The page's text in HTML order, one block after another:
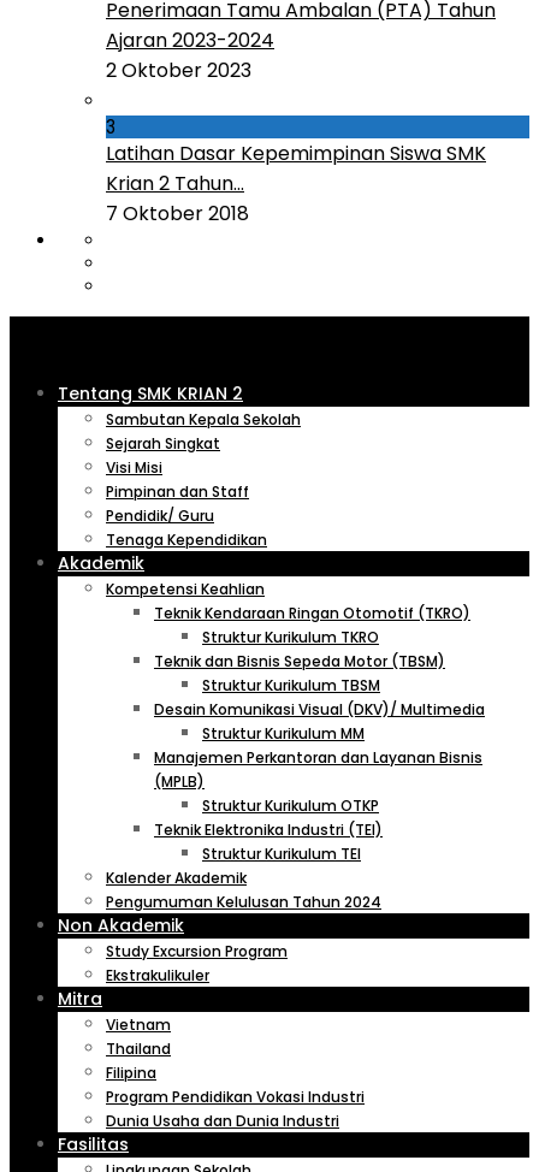
Penerimaan Tamu Ambalan (PTA) Tahun
Ajaran 2023-2024
2 Oktober 2023
3
Latihan Dasar Kepemimpinan Siswa SMK
Krian 2 Tahun...
7 Oktober 2018
Tentang SMK KRIAN 2
Sambutan Kepala Sekolah
Sejarah Singkat
Visi Misi
Pimpinan dan Staff
Pendidik/ Guru
Tenaga Kependidikan
Akademik
Kompetensi Keahlian
Teknik Kendaraan Ringan Otomotif (TKRO)
Struktur Kurikulum TKRO
Teknik dan Bisnis Sepeda Motor (TBSM)
Struktur Kurikulum TBSM
Desain Komunikasi Visual (DKV)/ Multimedia
Struktur Kurikulum MM
Manajemen Perkantoran dan Layanan Bisnis
(MPLB)
Struktur Kurikulum OTKP
Teknik Elektronika Industri (TEI)
Struktur Kurikulum TEI
Kalender Akademik
Pengumuman Kelulusan Tahun 2024
Non Akademik
Study Excursion Program
Ekstrakulikuler
Mitra
Vietnam
Thailand
Filipina
Program Pendidikan Vokasi Industri
Dunia Usaha dan Dunia Industri
Fasilitas